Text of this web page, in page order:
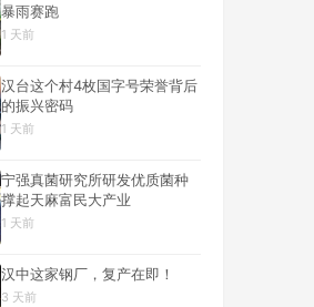
暴雨赛跑
1 天前
汉台这个村4枚国字号荣誉背后
的振兴密码
1 天前
宁强真菌研究所研发优质菌种
撑起天麻富民大产业
1 天前
汉中这家钢厂，复产在即！
3 天前